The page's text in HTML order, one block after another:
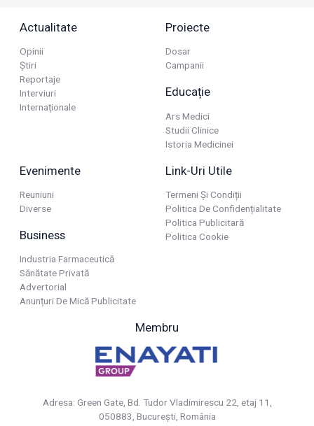
Actualitate
Opinii
Știri
Reportaje
Interviuri
Internaționale
Proiecte
Dosar
Campanii
Educație
Ars Medici
Studii Clinice
Istoria Medicinei
Evenimente
Reuniuni
Diverse
Business
Industria Farmaceutică
Sănătate Privată
Advertorial
Anunțuri De Mică Publicitate
Link-Uri Utile
Termeni Și Condiții
Politica De Confidențialitate
Politica Publicitară
Politica Cookie
Membru
Adresa: Green Gate, Bd. Tudor Vladimirescu 22, etaj 11,
050883, Bucureşti, România